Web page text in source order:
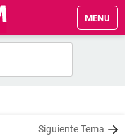
MENU
Siguiente Tema